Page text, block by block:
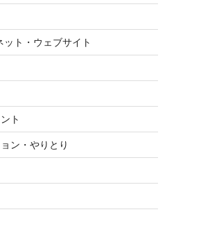
ト・ウェブサイト
ト
ン・やりとり